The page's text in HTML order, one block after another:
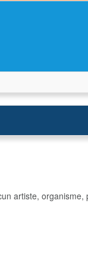
artiste,